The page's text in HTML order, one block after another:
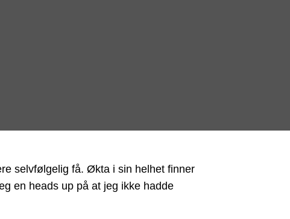
selvfølgelig få. Økta i sin helhet finner
en heads up på at jeg ikke hadde